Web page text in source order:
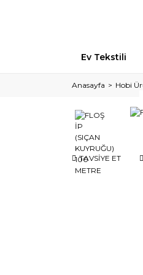
Ev Tekstili
Anasayfa Hobi
TAVSİYE ET